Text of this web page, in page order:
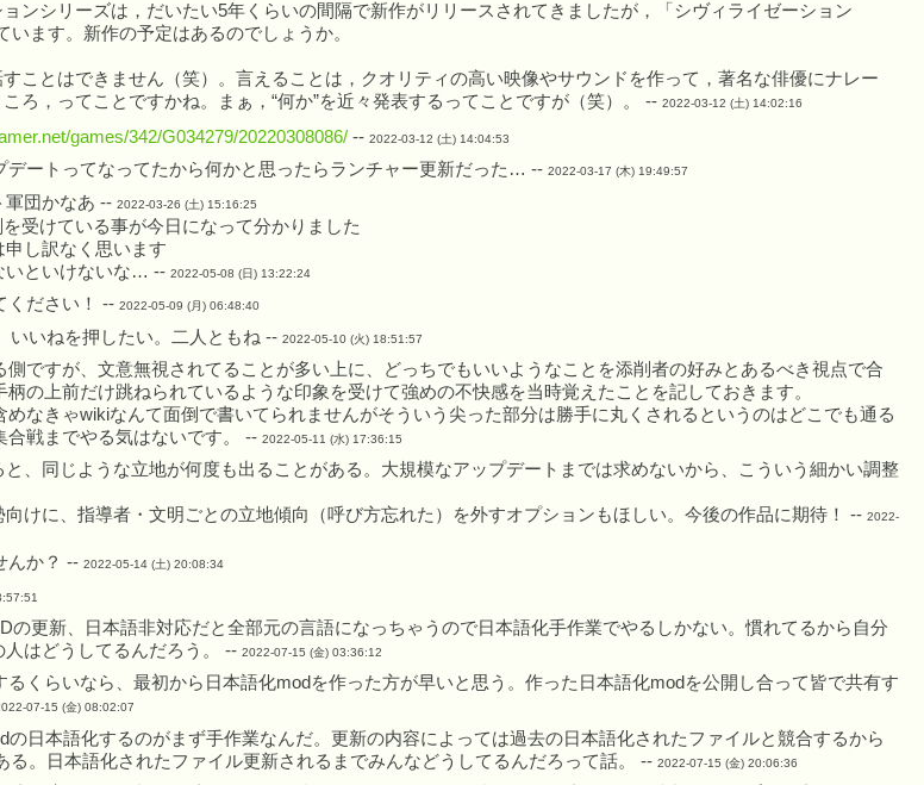
ンシリーズは，だいたい5年くらいの間隔で新作がリリースされてきましたが，「シヴィライゼーション
ます。新作の予定はあるのでしょうか。
ことはできません（笑）。言えることは，クオリティの高い映像やサウンドを作って，著名な俳優にナレー
ろ，ってことですかね。まぁ，“何か”を近々発表するってことですが（笑）。 -- 2022-03-12 (土) 14:02:16
games/342/G034279/20220308086/ -- 2022-03-12 (土) 14:04:53
デートってなってたから何かと思ったらランチャー更新だった… -- 2022-03-17 (木) 19:49:57
軍団かなあ -- 2022-03-26 (土) 15:16:25
受けている事が今日になって分かりました
し訳なく思います
いといけないな… -- 2022-05-08 (日) 13:22:24
ください！ -- 2022-05-09 (月) 06:48:40
いいねを押したい。二人ともね -- 2022-05-10 (火) 18:51:57
側ですが、文意無視されてることが多い上に、どっちでもいいようなことを添削者の好みとあるべき視点で合
の上前だけ跳ねられているような印象を受けて強めの不快感を当時覚えたことを記しておきます。
めなきゃwikiなんて面倒で書いてられませんがそういう尖った部分は勝手に丸くされるというのはどこでも通る
合戦までやる気はないです。 -- 2022-05-11 (水) 17:36:15
、同じような立地が何度も出ることがある。大規模なアップデートまでは求めないから、こういう細かい調整
けに、指導者・文明ごとの立地傾向（呼び方忘れた）を外すオプションもほしい。今後の作品に期待！ -- 2022-
んか？ -- 2022-05-14 (土) 20:08:34
の更新、日本語非対応だと全部元の言語になっちゃうので日本語化手作業でやるしかない。慣れてるから自分
はどうしてるんだろう。 -- 2022-07-15 (金) 03:36:12
るくらいなら、最初から日本語化modを作った方が早いと思う。作った日本語化modを公開し合って皆で共有す
07-15 (金) 08:02:07
の日本語化するのがまず手作業なんだ。更新の内容によっては過去の日本語化されたファイルと競合するから
る。日本語化されたファイル更新されるまでみんなどうしてるんだろって話。 -- 2022-07-15 (金) 20:06:36